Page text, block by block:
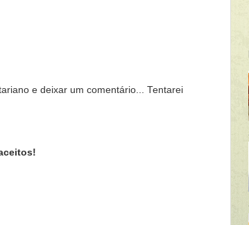
e deixar um comentário... Tentarei